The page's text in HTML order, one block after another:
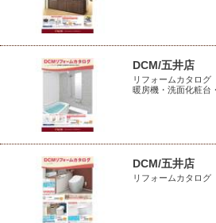
DCM/五井店
リフォームカタロ
暖房機・洗面化粧台
DCM/五井店
リフォームカタロ